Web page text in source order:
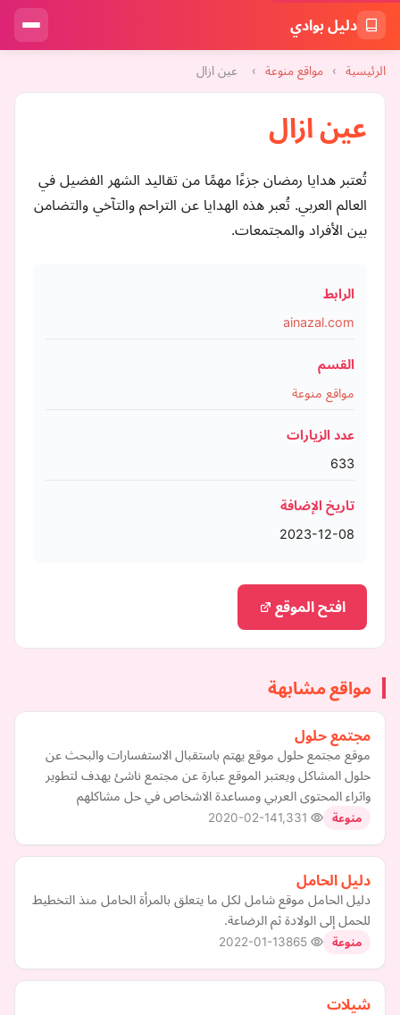
دليل بوادي
الرئيسية › مواقع منوعة › عين ازال
عين ازال
تُعتبر هدايا رمضان جزءًا مهمًا من تقاليد الشهر الفضيل في
العالم العربي. تُعبر هذه الهدايا عن التراحم والتآخي والتضامن
بين الأفراد والمجتمعات.
الرابط
ainazal.com
القسم
مواقع منوعة
عدد الزيارات
633
تاريخ الإضافة
2023-12-08
افتح الموقع
مواقع مشابهة
مجتمع حلول
موقع مجتمع حلول موقع يهتم باستقبال الاستفسارات والبحث عن
حلول المشاكل ويعتبر الموقع عبارة عن مجتمع ناشئ يهدف لتطوير
واثراء المحتوى العربي ومساعدة الاشخاص في حل مشاكلهم
منوعة 2020-02-14
دليل الحامل
دليل الحامل موقع شامل لكل ما يتعلق بالمرأة الحامل منذ التخطيط
للحمل إلى الولادة ثم الرضاعة.
منوعة 2022-01-13
شيلات